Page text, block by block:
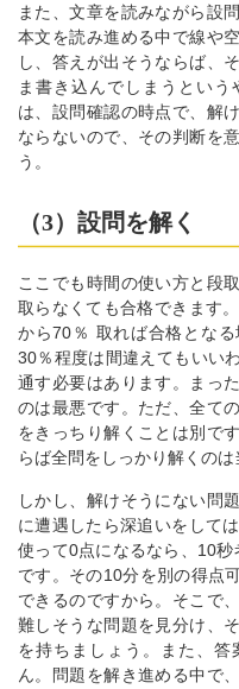
また、文章を読みながら設
本文を読み進める中で線や
し、答えが出そうならば、
ま書き込んでしまうとい
は、設問確認の時点で、解
ならないので、その判断を
う。
（3）設問を解く
ここでも時間の使い方と段
取らなくても合格できます
から70％ 取れば合格とな
30％程度は間違えてもいい
通す必要はあります。まっ
のは最悪です。ただ、全て
をきっちり解くことは別で
らば全問をしっかり解くのは
しかし、解けそうにない問
に遭遇したら深追いをして
使って0点になるなら、10
です。その10分を別の得点
できるのですから。そこで
難しそうな問題を見分け、
を持ちましょう。また、
ん。問題を解き進める中で